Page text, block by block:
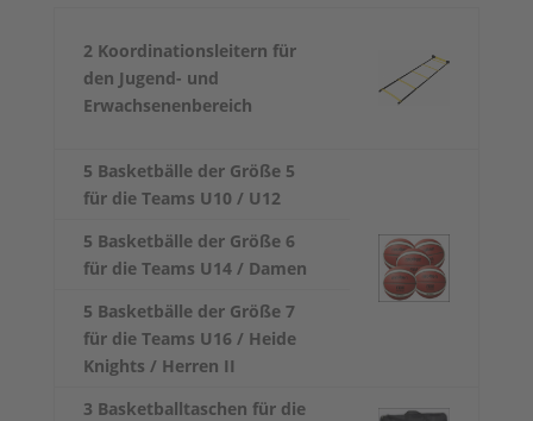
2 Koordinationsleitern für
den Jugend- und
Erwachsenenbereich
5 Basketbälle der Größe 5
für die Teams U10 / U12
5 Basketbälle der Größe 6
für die Teams U14 / Damen
5 Basketbälle der Größe 7
für die Teams U16 / Heide
Knights / Herren II
3 Basketballtaschen für die